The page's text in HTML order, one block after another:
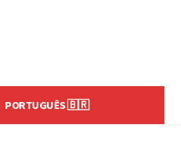
PORTUGUÊS 🇧🇷